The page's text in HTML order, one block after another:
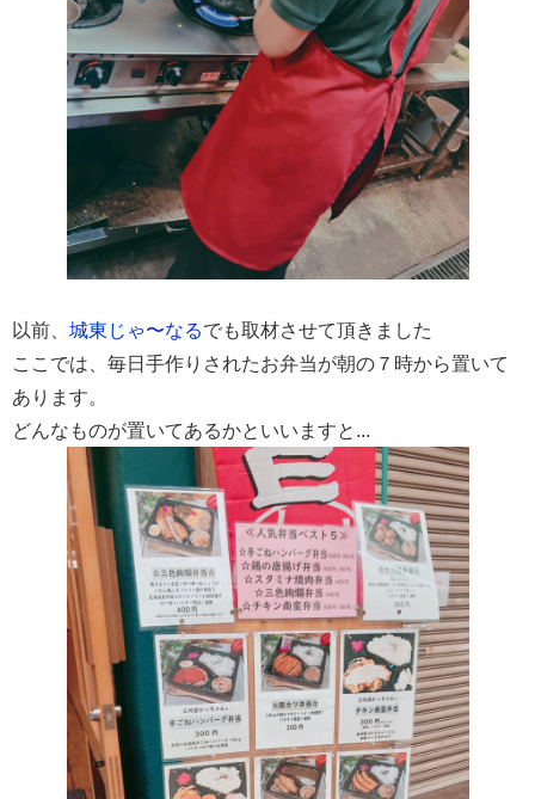
以前、 城東じゃ〜なるでも取材させて頂きました
ここでは、 毎日手作りされたお弁当が朝の７時から置いて
あります。
どんなものが置いてあるかといいますと...